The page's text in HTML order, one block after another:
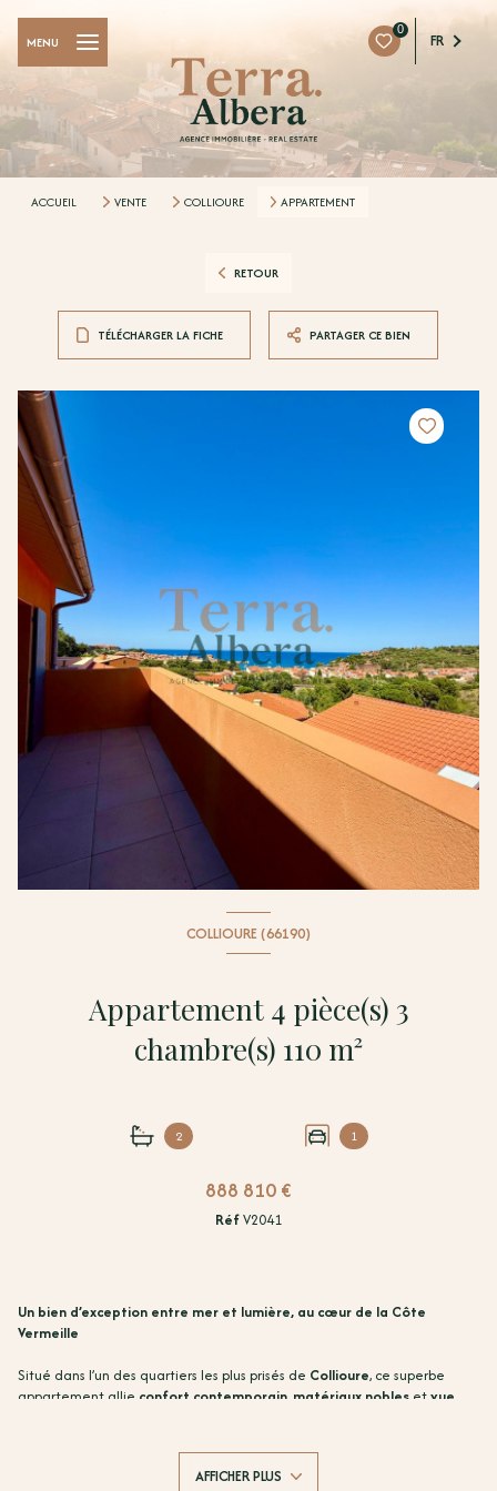
0
FR
MENU
ACCUEIL VENTE COLLIOURE APPARTEMENT
RETOUR
TÉLÉCHARGER LA FICHE PARTAGER CE BIEN
COLLIOURE (66190)
Appartement 4 pièce(s) 3
chambre(s) 110 m²
2 1
888 810 €
RéfV2041
Un bien d’exception entre mer et lumière, au cœur de la Côte
Vermeille
Situé dans l’un des quartiers les plus prisés de Collioure, ce superbe
appartement allie confort contemporain matériaux nobles etvue
cadre de vie élégant, à seulement quelques pas du centre historique,
des plages et des galeries d’art.AFFICHER PLUS